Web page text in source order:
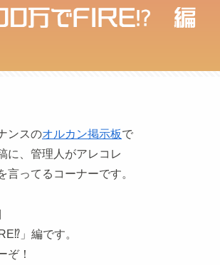
ンスのオルカン掲示板で
に、管理人がアレコレ
言ってるコーナーです。
」編です。
ぞ！